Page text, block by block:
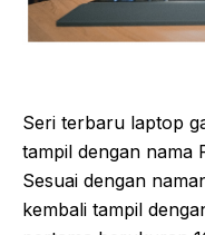
Seri terbaru laptop
tampil dengan nama
Sesuai dengan
kembali tampil